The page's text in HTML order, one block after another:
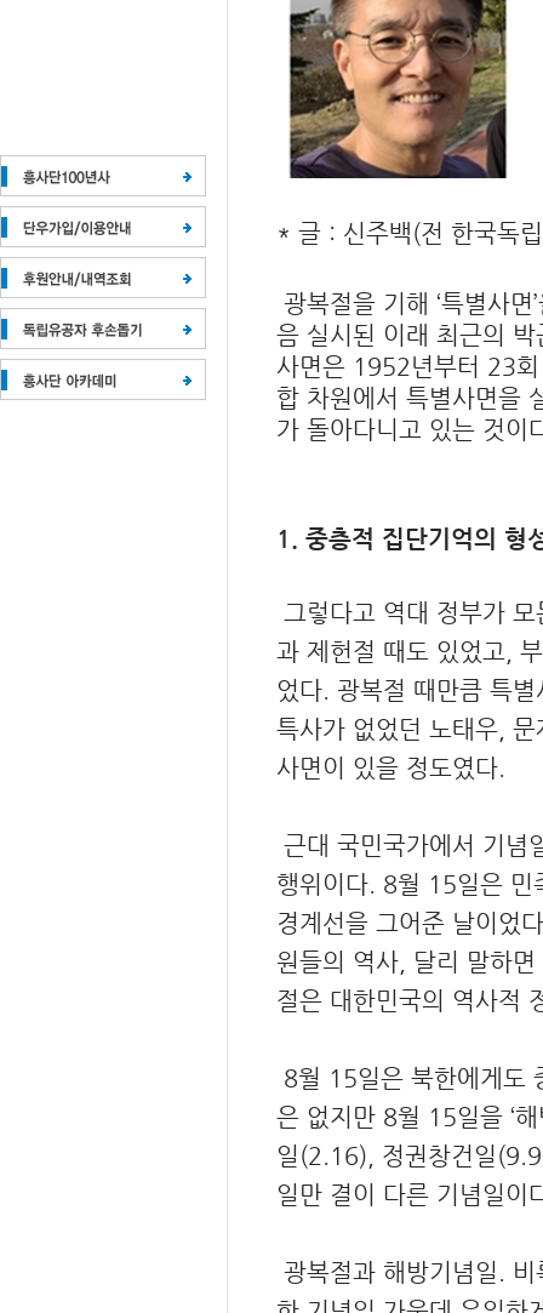
* 글 : 신주백(전 한국독
광복절을 기해 ‘특별사
음 실시된 이래 최근의
사면은 1952년부터 23회
합 차원에서 특별사면을
가 돌아다니고 있는 것이
1. 중층적 집단기억의 형
그렇다고 역대 정부가
과 제헌절 때도 있었고,
었다. 광복절 때만큼 특
특사가 없었던 노태우,
사면이 있을 정도였다.
근대 국민국가에서 기념
행위이다. 8월 15일은 민
경계선을 그어준 날이었
원들의 역사, 달리 말하
절은 대한민국의 역사적
8월 15일은 북한에게도
은 없지만 8월 15일을 ‘
일(2.16), 정권창건일
일만 결이 다른 기념일이
광복절과 해방기념일.